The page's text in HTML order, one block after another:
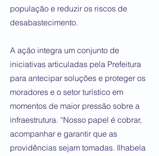
população e reduzir os riscos de
desabastecimento.
A ação integra um conjunto de
iniciativas articuladas pela Prefeitura
para antecipar soluções e proteger os
moradores e o setor turístico em
momentos de maior pressão sobre a
infraestrutura. “Nosso papel é cobrar,
acompanhar e garantir que as
providências sejam tomadas. Ilhabela